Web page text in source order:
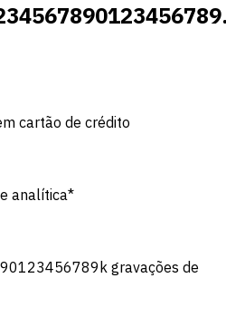
34567890123456789
cartão de crédito
analítica*
90123456789 k gravações de